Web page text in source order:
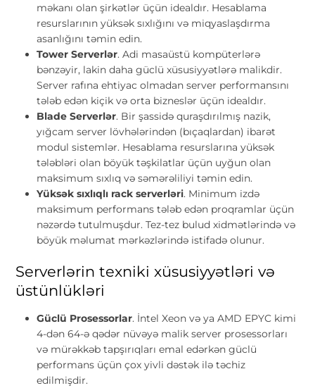
məkanı olan şirkətlər üçün idealdır. Hesablama
resurslarının yüksək sıxlığını və miqyaslaşdırma
asanlığını təmin edin.
Tower Serverlər. Adi masaüstü kompüterlərə
bənzəyir, lakin daha güclü xüsusiyyətlərə malikdir.
Server rafına ehtiyac olmadan server performansını
tələb edən kiçik və orta bizneslər üçün idealdır.
Blade Serverlər. Bir şassidə quraşdırılmış nazik,
yığcam server lövhələrindən (bıçaqlardan) ibarət
modul sistemlər. Hesablama resurslarına yüksək
tələbləri olan böyük təşkilatlar üçün uyğun olan
maksimum sıxlıq və səmərəliliyi təmin edin.
Yüksək sıxlıqlı rack serverləri. Minimum izdə
maksimum performans tələb edən proqramlar üçün
nəzərdə tutulmuşdur. Tez-tez bulud xidmətlərində və
böyük məlumat mərkəzlərində istifadə olunur.
Serverlərin texniki xüsusiyyətləri və
üstünlükləri
Güclü Prosessorlar. İntel Xeon və ya AMD EPYC kimi
4-dən 64-ə qədər nüvəyə malik server prosessorları
və mürəkkəb tapşırıqları emal edərkən güclü
performans üçün çox yivli dəstək ilə təchiz
edilmişdir.